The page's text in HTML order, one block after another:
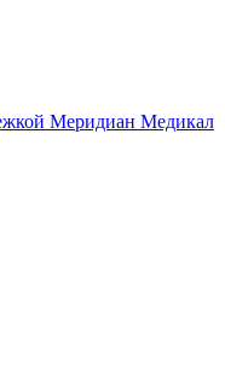
Меридиан Медикал